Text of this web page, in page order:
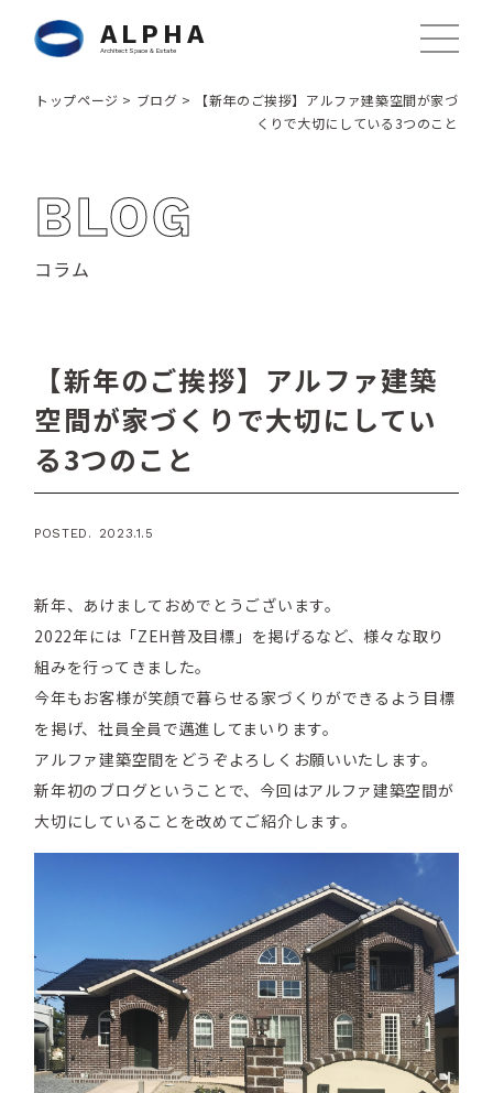
ALPHA
Architect Space & Estate
トップページ > ブログ >
【新年のご挨拶】アルファ建築空間が家づ
くりで大切にしている3つのこと
BLOG
コラム
【新年のご挨拶】アルファ建築
空間が家づくりで大切にしてい
る3つのこと
POSTED. 2023.1.5
新年、あけましておめでとうございます。
2022年には「ZEH普及目標」を掲げるなど、様々な取り
組みを行ってきました。
今年もお客様が笑顔で暮らせる家づくりができるよう目標
を掲げ、社員全員で邁進してまいります。
アルファ建築空間をどうぞよろしくお願いいたします。
新年初のブログということで、今回はアルファ建築空間が
大切にしていることを改めてご紹介します。